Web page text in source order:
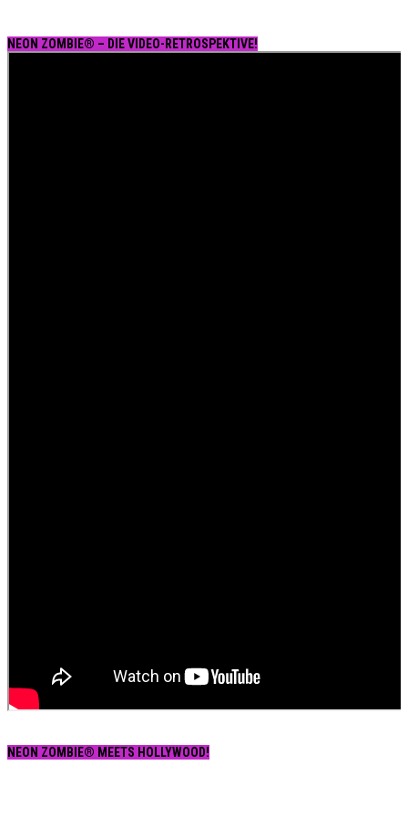
NEON ZOMBIE® – DIE VIDEO-RETROSPEKTIVE!
NEON ZOMBIE® MEETS HOLLYWOOD!